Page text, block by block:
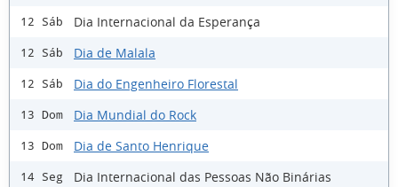
12 Sáb Dia Internacional da Esperança
12 Sáb Dia de Malala
12 Sáb Dia do Engenheiro Florestal
13 Dom Dia Mundial do Rock
13 Dom Dia de Santo Henrique
14 Seg Dia Internacional das Pessoas Não Binárias